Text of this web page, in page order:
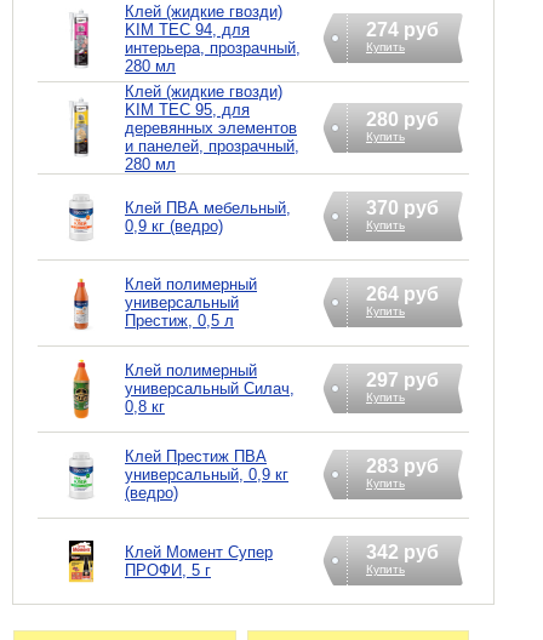
Клей (жидкие гвозди)
KIM TEC 94, для
интерьера, прозрачный,
280 мл
274 руб
Купить
Клей (жидкие гвозди)
KIM TEC 95, для
деревянных элементов
и панелей, прозрачный,
280 мл
280 руб
Купить
Клей ПВА мебельный,
0,9 кг (ведро)
370 руб
Купить
Клей полимерный
универсальный
Престиж, 0,5 л
264 руб
Купить
Клей полимерный
универсальный Силач,
0,8 кг
297 руб
Купить
Клей Престиж ПВА
универсальный, 0,9 кг
(ведро)
283 руб
Купить
Клей Момент Супер
ПРОФИ, 5 г
342 руб
Купить